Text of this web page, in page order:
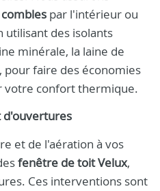
par l'intérieur ou
utilisant des isolants
minérale, la laine de
pour faire des économies
votre confort thermique.
d'ouvertures
et de l'aération à vos
fenêtre de toit Velux,
Ces interventions sont